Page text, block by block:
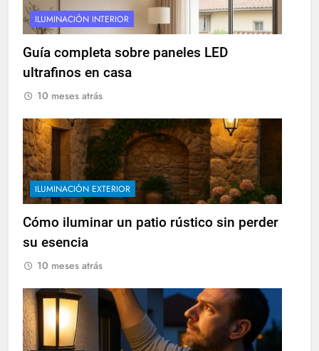
ILUMINACIÓN INTERIOR
Guía completa sobre paneles LED
ultrafinos en casa
10 meses atrás
ILUMINACIÓN EXTERIOR
Cómo iluminar un patio rústico sin perder
su esencia
10 meses atrás